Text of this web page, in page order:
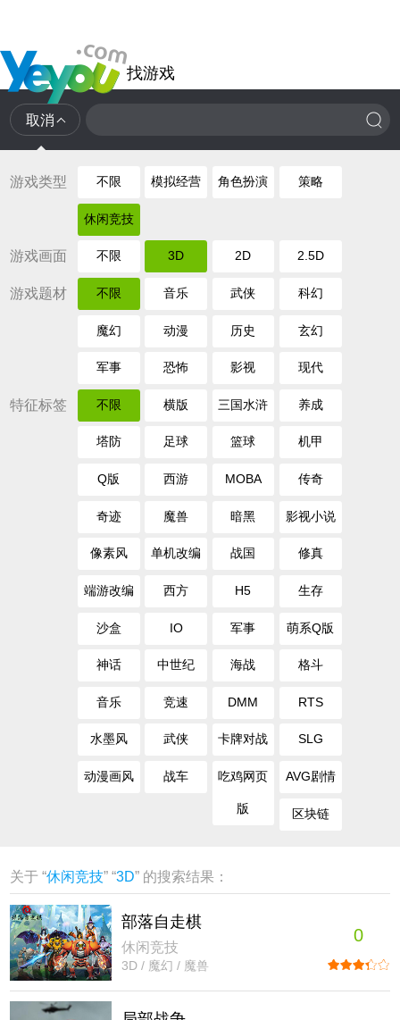
找游戏
取消
游戏类型 不限 模拟经营 角色扮演 策略
休闲竞技
游戏画面 不限 3D 2D 2.5D
游戏题材 不限 音乐 武侠 科幻
魔幻 动漫 历史 玄幻
军事 恐怖 影视 现代
特征标签 不限 横版 三国水浒 养成
塔防 足球 篮球 机甲
Q版 西游 MOBA 传奇
奇迹 魔兽 暗黑 影视小说
像素风 单机改编 战国 修真
端游改编 西方 H5 生存
沙盒 IO 军事 萌系Q版
神话 中世纪 海战 格斗
音乐 竞速 DMM RTS
水墨风 武侠 卡牌对战 SLG
动漫画风 战车 吃鸡网页
版
AVG剧情
区块链
关于 “休闲竞技” “3D” 的搜索结果：
部落自走棋
休闲竞技
3D / 魔幻 / 魔兽
0